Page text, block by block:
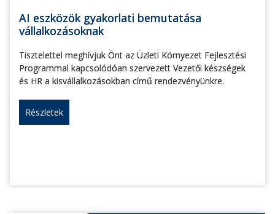
AI eszközök gyakorlati bemutatása
vállalkozásoknak
Tisztelettel meghívjuk Önt az Üzleti Környezet Fejlesztési
Programmal kapcsolódóan szervezett Vezetői készségek
és HR a kisvállalkozásokban című rendezvényünkre.
Részletek